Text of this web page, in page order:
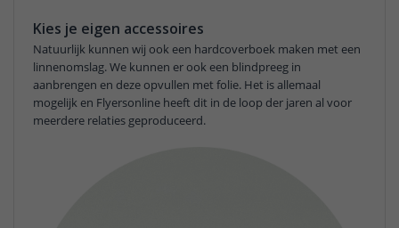
Kies je eigen accessoires
Natuurlijk kunnen wij ook een hardcoverboek maken met een
linnenomslag. We kunnen er ook een blindpreeg in
aanbrengen en deze opvullen met folie. Het is allemaal
mogelijk en Flyersonline heeft dit in de loop der jaren al voor
meerdere relaties geproduceerd.